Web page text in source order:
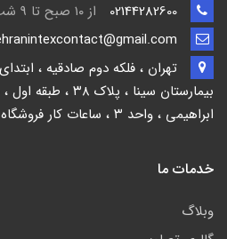
از ۱۰ صبح تا 9 شب
تهران ، فلکه دوم صادقیه ،
بیمارستان سینا ،
ابراهیمی ، واحد ۳ ، ساعات کار فروشگاه : 9 صبح تا 10 شب
خدمات ما
وبلاگ